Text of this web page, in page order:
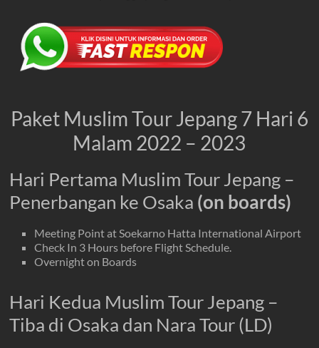
Paket Muslim Tour Jepang 7 Hari 6
Malam 2022 – 2023
Hari Pertama Muslim Tour Jepang –
Penerbangan ke Osaka (on boards)
Meeting Point at Soekarno Hatta International Airport
Check In 3 Hours before Flight Schedule.
Overnight on Boards
Hari Kedua Muslim Tour Jepang –
Tiba di Osaka dan Nara Tour (LD)